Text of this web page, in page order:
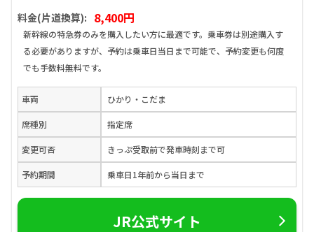
料金(片道換算): 8,400円
新幹線の特急券のみを購入したい方に最適です。乗車券は別途購入す
る必要がありますが、予約は乗車日当日まで可能で、予約変更も何度
でも手数料無料です。
車両 ひかり・こだま
席種別 指定席
変更可否 きっぷ受取前で発車時刻まで可
予約期間 乗車日1年前から当日まで
JR公式サイト